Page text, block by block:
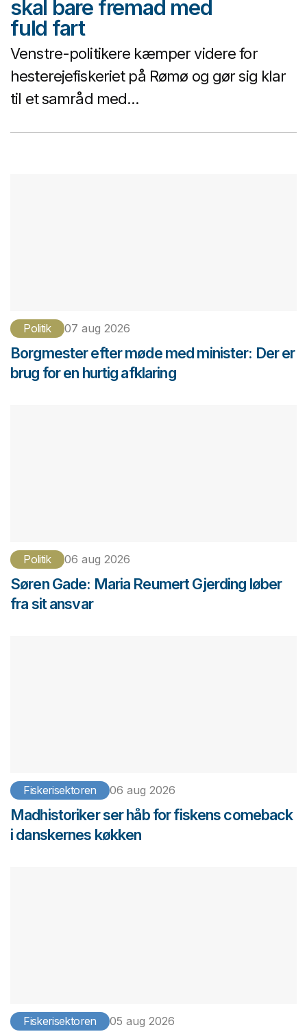
skal bare fremad med
fuld fart
Venstre-politikere kæmper videre for
hesterejefiskeriet på Rømø og gør sig klar
til et samråd med...
Politik 07 aug 2026
Borgmester efter møde med minister: Der er
brug for en hurtig afklaring
Politik 06 aug 2026
Søren Gade: Maria Reumert Gjerding løber
fra sit ansvar
Fiskerisektoren 06 aug 2026
Madhistoriker ser håb for fiskens comeback
i danskernes køkken
Fiskerisektoren 05 aug 2026